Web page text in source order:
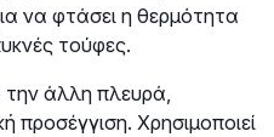
να φτάσει η θερμότητα
τούφες.
άλλη πλευρά,
προσέγγιση. Χρησιμοποιεί